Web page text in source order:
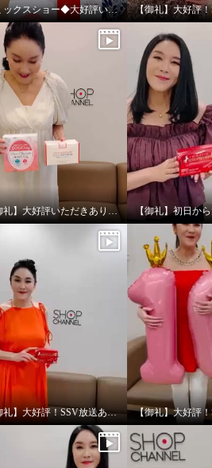
アルゼンチン産 高濃度馬プラ
センタエキス １００％使用！
“馬プラセンタ ５０００ゼリ
ー” ２箱セット
¥0
◆ミックスショー◆大好評いただきありがとうございました！！！
【御礼】大好評いただきありがとうございました！
【御礼】大好評！SSV放送ありがとうございました！